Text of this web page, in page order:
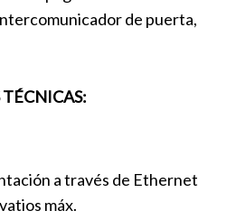
de puerta,
a través de Ethernet
máx.